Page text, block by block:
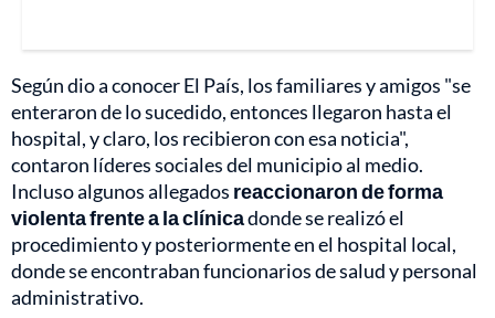
Según dio a conocer El País, los familiares y amigos "se
enteraron de lo sucedido, entonces llegaron hasta el
hospital, y claro, los recibieron con esa noticia",
contaron líderes sociales del municipio al medio.
Incluso algunos allegados reaccionaron de forma
violenta frente a la clínicadonde se realizó el
procedimiento y posteriormente en el hospital local,
donde se encontraban funcionarios de salud y personal
administrativo.